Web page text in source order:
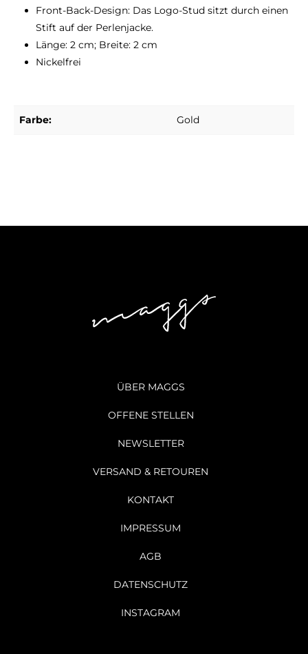
Front-Back-Design: Das Logo-Stud sitzt durch einen
Stift auf der Perlenjacke.
Länge: 2 cm; Breite: 2 cm
Nickelfrei
Farbe: Gold
ÜBER MAGGS
OFFENE STELLEN
NEWSLETTER
VERSAND & RETOUREN
KONTAKT
IMPRESSUM
AGB
DATENSCHUTZ
INSTAGRAM